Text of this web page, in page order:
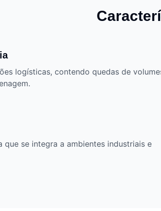
logísticas, contendo quedas de
que se integra a ambientes industriais e